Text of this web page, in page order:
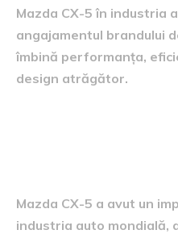
Mazda CX-5 în industria
angajamentul brandului
îmbină performanța,
design atrăgător.
Mazda CX-5 a avut un
industria auto mondială,